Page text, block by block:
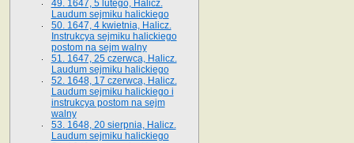
49. 1647, 5 lutego, Halicz.
Laudum sejmiku halickiego
50. 1647, 4 kwietnia, Halicz.
Instrukcya sejmiku halickiego
postom na sejm walny
51. 1647, 25 czerwca, Halicz.
Laudum sejmiku halickiego
52. 1648, 17 czerwca, Halicz.
Laudum sejmiku halickiego i
instrukcya postom na sejm
walny
53. 1648, 20 sierpnia, Halicz.
Laudum sejmiku halickiego